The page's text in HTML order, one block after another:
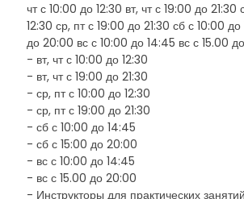
чт с 10:00 до 12:30 вт, чт с 19:00 до 21:30
12:30 ср, пт с 19:00 до 21:30 сб с 10:00
до 20:00 вс с 10:00 до 14:45 вс с 15.00
- вт, чт с 10:00 до 12:30
- вт, чт с 19:00 до 21:30
- ср, пт с 10:00 до 12:30
- ср, пт с 19:00 до 21:30
- сб с 10:00 до 14:45
- сб с 15:00 до 20:00
- вс с 10:00 до 14:45
- вс с 15.00 до 20:00
- Инструкторы для практических